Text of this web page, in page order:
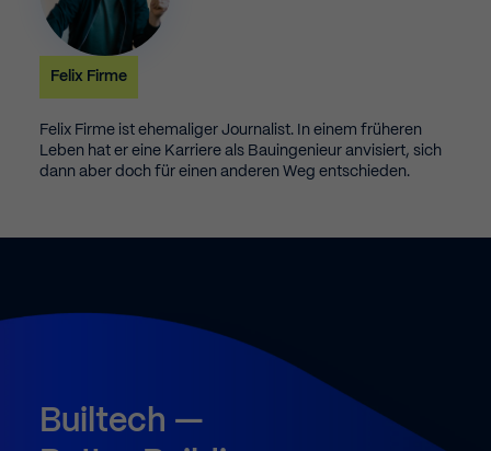
Felix Firme
Felix Firme ist ehemaliger Journalist. In einem früheren
Leben hat er eine Karriere als Bauingenieur anvisiert, sich
dann aber doch für einen anderen Weg entschieden.
Builtech —